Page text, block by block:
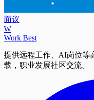
面议
W
Work Best
提供远程工作、AI岗位等
载，职业发展社区交流。